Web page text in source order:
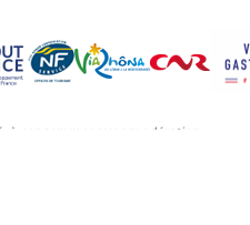
à consommer avec modération.